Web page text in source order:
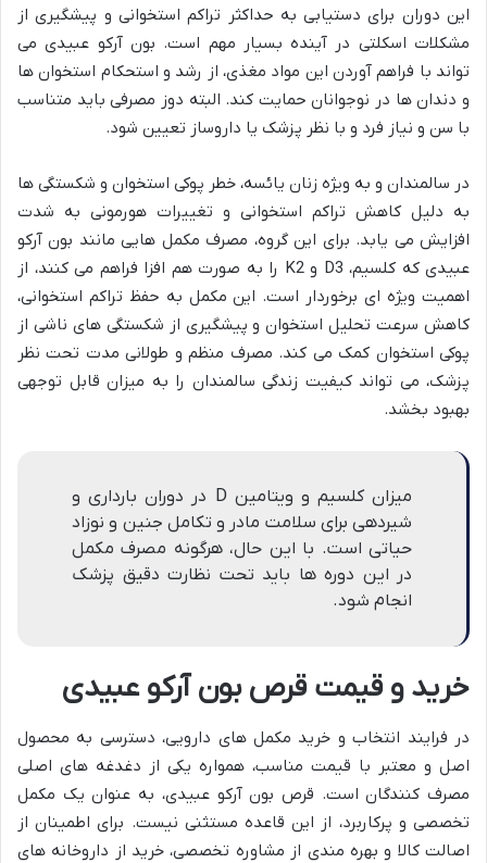
این دوران برای دستیابی به حداکثر تراکم استخوانی و پیشگیری از
مشکلات اسکلتی در آینده بسیار مهم است. بون آرکو عبیدی می
تواند با فراهم آوردن این مواد مغذی، از رشد و استحکام استخوان ها
و دندان ها در نوجوانان حمایت کند. البته دوز مصرفی باید متناسب
با سن و نیاز فرد و با نظر پزشک یا داروساز تعیین شود.
در سالمندان و به ویژه زنان یائسه، خطر پوکی استخوان و شکستگی ها
به دلیل کاهش تراکم استخوانی و تغییرات هورمونی به شدت
افزایش می یابد. برای این گروه، مصرف مکمل هایی مانند بون آرکو
عبیدی که کلسیم، D3 و K2 را به صورت هم افزا فراهم می کنند، از
اهمیت ویژه ای برخوردار است. این مکمل به حفظ تراکم استخوانی،
کاهش سرعت تحلیل استخوان و پیشگیری از شکستگی های ناشی از
پوکی استخوان کمک می کند. مصرف منظم و طولانی مدت تحت نظر
پزشک، می تواند کیفیت زندگی سالمندان را به میزان قابل توجهی
بهبود بخشد.
میزان کلسیم و ویتامین D در دوران بارداری و
شیردهی برای سلامت مادر و تکامل جنین و نوزاد
حیاتی است. با این حال، هرگونه مصرف مکمل
در این دوره ها باید تحت نظارت دقیق پزشک
انجام شود.
خرید و قیمت قرص بون آرکو عبیدی
در فرایند انتخاب و خرید مکمل های دارویی، دسترسی به محصول
اصل و معتبر با قیمت مناسب، همواره یکی از دغدغه های اصلی
مصرف کنندگان است. قرص بون آرکو عبیدی، به عنوان یک مکمل
تخصصی و پرکاربرد، از این قاعده مستثنی نیست. برای اطمینان از
اصالت کالا و بهره مندی از مشاوره تخصصی، خرید از داروخانه های